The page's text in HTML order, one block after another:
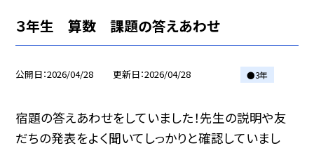
３年生 算数 課題の答えあわせ
公開日 2026/04/28 更新日 2026/04/28 ●3年
宿題の答えあわせをしていました！先生の説明や友
だちの発表をよく聞いてしっかりと確認していまし